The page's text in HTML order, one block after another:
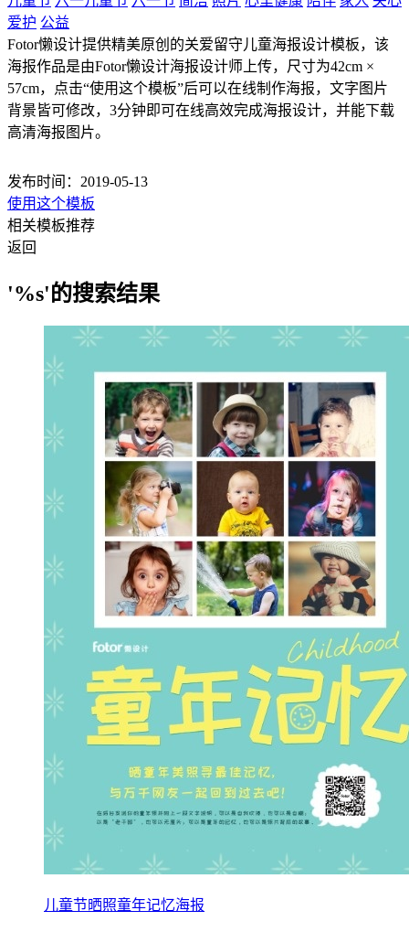
爱护 公益
Fotor懒设计提供精美原创的关爱留守儿童海报设计模板，该
海报作品是由Fotor懒设计海报设计师上传，尺寸为42cm ×
57cm，点击“使用这个模板”后可以在线制作海报，文字图片
背景皆可修改，3分钟即可在线高效完成海报设计，并能下载
高清海报图片。
发布时间：2019-05-13
使用这个模板
相关模板推荐
返回
'%s'的搜索结果
儿童节晒照童年记忆海报